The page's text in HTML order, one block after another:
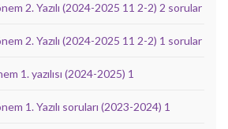
2. Yazılı (2024-2025 11 2-2) 2 sorular
2. Yazılı (2024-2025 11 2-2) 1 sorular
1. yazılısı (2024-2025) 1
1. Yazılı soruları (2023-2024) 1